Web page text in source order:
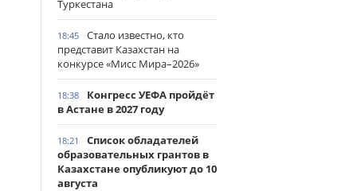
Туркестана
18:45
Стало известно, кто
представит Казахстан на
конкурсе «Мисс Мира–2026»
18:38
Конгресс УЕФА пройдёт
в Астане в 2027 году
18:21
Список обладателей
образовательных грантов в
Казахстане опубликуют до 10
августа